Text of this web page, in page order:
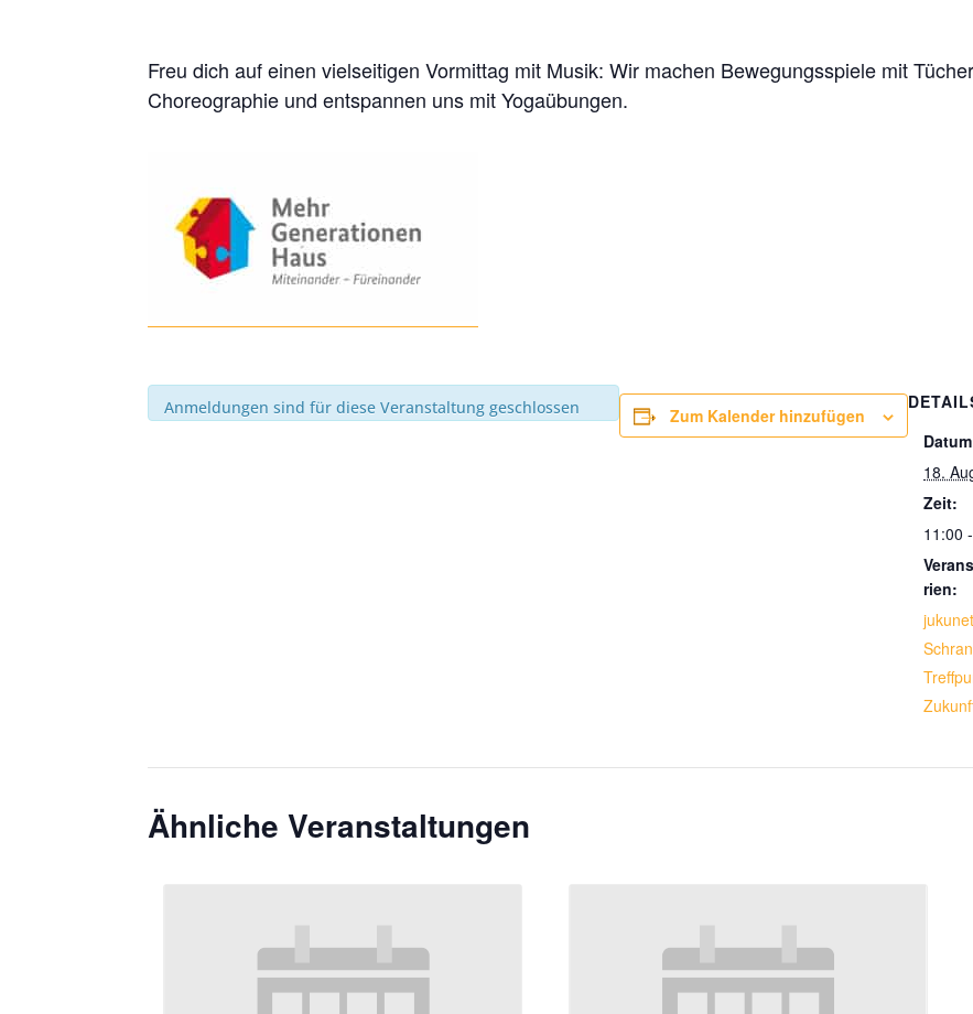
Freu dich auf einen vielseitigen Vormittag mit Musik: Wir machen Bewegungsspiele mit
Choreographie und entspannen uns mit Yogaübungen.
Anmeldungen sind für diese Veranstaltung geschlossen Zum Kalender hinzufügen
18.
Zeit:
11:00
rien:
jukunet
Ähnliche Veranstaltungen